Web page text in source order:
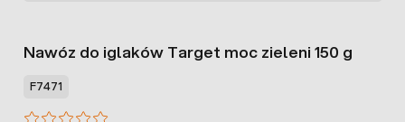
Nawóz do iglaków Target moc zieleni 150 g
F7471